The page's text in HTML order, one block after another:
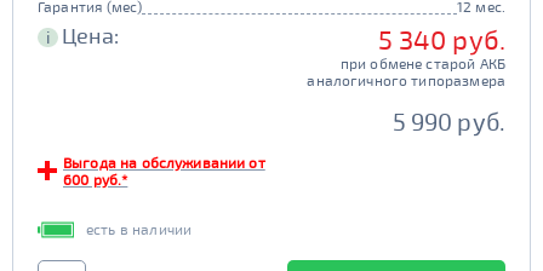
Гарантия (мес) 12 мес.
i Цена: 5 340 руб.
при обмене старой АКБ
аналогичного типоразмера
5 990 руб.
Выгода на обслуживании от
600 руб.*
есть в наличии